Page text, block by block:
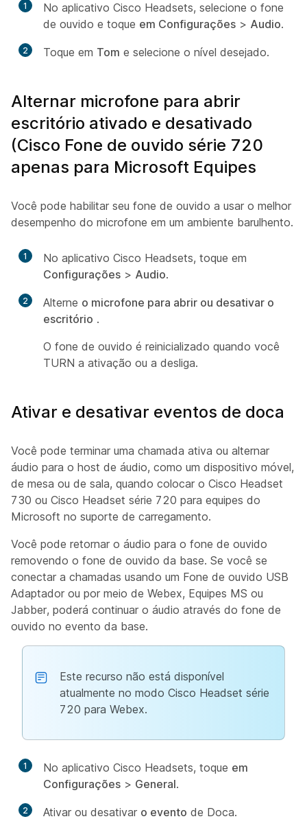
1
No aplicativo Cisco Headsets, selecione o fone
de ouvido e toque em Configurações > Audio.
2 Toque em Tom e selecione o nível desejado.
Alternar microfone para abrir
escritório ativado e desativado
(Cisco Fone de ouvido série 720
apenas para Microsoft Equipes
Você pode habilitar seu fone de ouvido a usar o melhor
desempenho do microfone em um ambiente barulhento.
1
No aplicativo Cisco Headsets, toque em
Configurações > Audio.
2 Alterne o microfone para abrir ou desativar o
escritório .
O fone de ouvido é reinicializado quando você
TURN a ativação ou a desliga.
Ativar e desativar eventos de doca
Você pode terminar uma chamada ativa ou alternar
áudio para o host de áudio, como um dispositivo móvel,
de mesa ou de sala, quando colocar o Cisco Headset
730 ou Cisco Headset série 720 para equipes do
Microsoft no suporte de carregamento.
Você pode retornar o áudio para o fone de ouvido
removendo o fone de ouvido da base. Se você se
conectar a chamadas usando um Fone de ouvido USB
Adaptador ou por meio de Webex, Equipes MS ou
Jabber, poderá continuar o áudio através do fone de
ouvido no evento da base.
Este recurso não está disponível
atualmente no modo Cisco Headset série
720 para Webex.
1 No aplicativo Cisco Headsets, toque em
Configurações > General.
2 Ativar ou desativar o evento de Doca.